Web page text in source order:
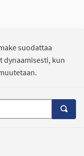
suodattaa
dynaamisesti, kun